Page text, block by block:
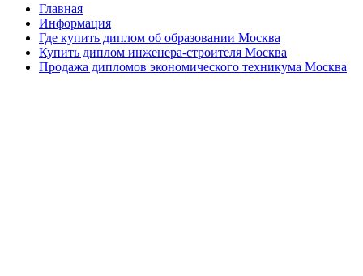
Главная
Информация
Где купить диплом об образовании Москва
Купить диплом инженера-строителя Москва
Продажа дипломов экономического техникума Москва